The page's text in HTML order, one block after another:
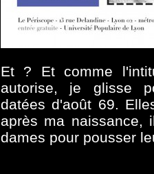
Et ? Et comme
autorise, je glisse
datées d'août 69.
après ma naissance,
dames pour pousser